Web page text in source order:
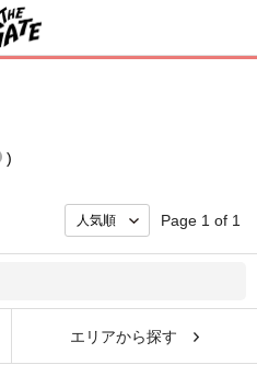
)
Page 1 of 1
エリアから探す